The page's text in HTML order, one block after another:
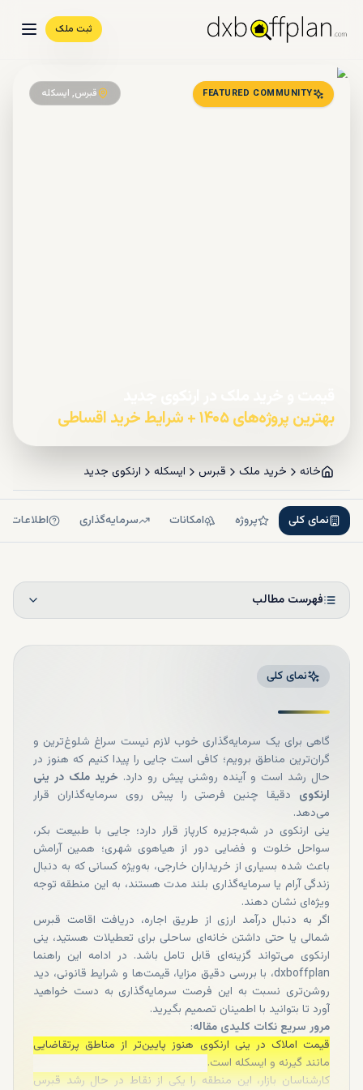
ثبت ملک
FEATURED COMMUNITY قبرس, ایسکله
بهترین پروژه‌های ۱۴۰۵ + شرایط خرید اقساطی
خانه خرید ملک قبرس ایسکله ارنکوی جدید
نمای کلی پروژه امکانات سرمایه‌گذاری اطلاعات
فهرست مطالب
نمای کلی
گاهی برای یک سرمایه‌گذاری خوب لازم نیست سراغ شلوغ‌ترین و
گران‌ترین مناطق برویم؛ کافی است جایی را پیدا کنیم که هنوز در
حال رشد است و آینده روشنی پیش رو دارد. خرید ملک در ینی
ارنکوی دقیقا چنین فرصتی را پیش روی سرمایه‌گذاران قرار
می‌دهد.
ینی ارنکوی در شبه‌جزیره کارپاز قرار دارد؛ جایی با طبیعت بکر،
سواحل خلوت و فضایی دور از هیاهوی شهری؛ همین آرامش
باعث شده بسیاری از خریداران خارجی، به‌ویژه کسانی که به دنبال
زندگی آرام یا سرمایه‌گذاری بلند مدت هستند، به این منطقه توجه
ویژه‌ای نشان دهند.
اگر به دنبال درآمد ارزی از طریق اجاره، دریافت اقامت قبرس
شمالی یا حتی داشتن خانه‌ای ساحلی برای تعطیلات هستید، ینی
ارنکوی می‌تواند گزینه‌ای قابل‌ تامل باشد. در ادامه این راهنما
dxboffplan، با بررسی دقیق مزایا، قیمت‌ها و شرایط قانونی، دید
روشن‌تری نسبت به این فرصت سرمایه‌گذاری به دست خواهید
آورد تا بتوانید با اطمینان تصمیم بگیرید.
مرور سریع نکات کلیدی مقاله:
قیمت املاک در ینی ارنکوی هنوز پایین‌تر از مناطق پرتقاضایی
مانند گیرنه و ایسکله است.
کارشناسان بازار، این منطقه را یکی از نقاط در حال رشد قبرس